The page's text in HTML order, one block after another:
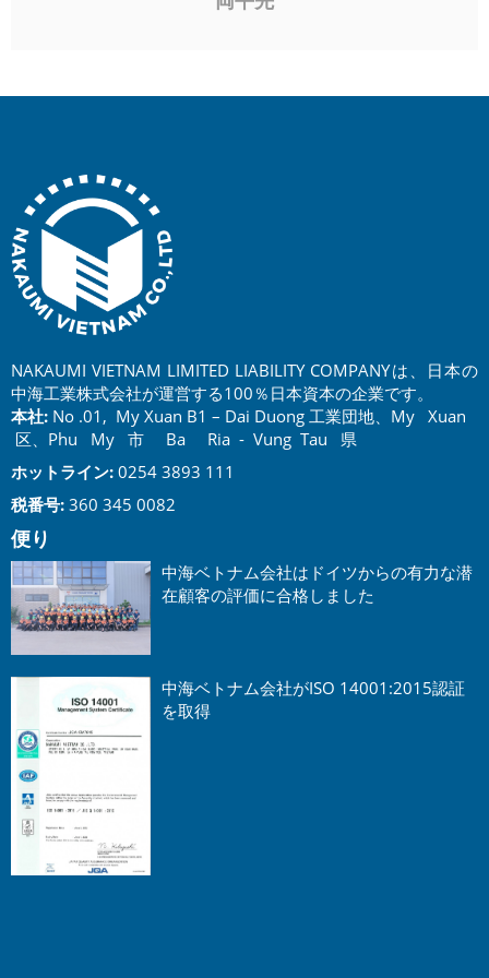
NAKAUMI VIETNAM LIMITED LIABILITY COMPANYは、日本の
中海工業株式会社が運営する100％日本資本の企業です。
本社: No .01, My Xuan B1 – Dai Duong 工業団地、My Xuan
区、Phu My 市 Ba Ria - Vung Tau 県
ホットライン: 0254 3893 111
税番号: 360 345 0082
便り
中海ベトナム会社はドイツからの有力な潜
在顧客の評価に合格しました
中海ベトナム会社がISO 14001:2015認証
を取得